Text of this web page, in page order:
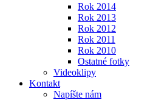
Rok 2014
Rok 2013
Rok 2012
Rok 2011
Rok 2010
Ostatné fotky
Videoklipy
Kontakt
Napíšte nám